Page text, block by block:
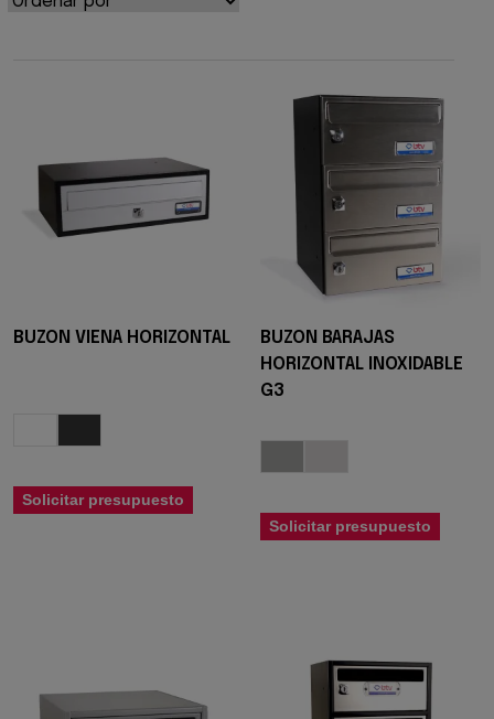
BUZON VIENA HORIZONTAL
Solicitar presupuesto
BUZON BARAJAS
HORIZONTAL INOXIDABLE
G3
Solicitar presupuesto